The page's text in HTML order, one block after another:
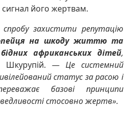
його жертвам.
спробу захистити репутацію
на шкоду життю та
африканських дітей,
Шкурупій. — Це системний
статус за расою і
базові принципи
стосовно жертв».